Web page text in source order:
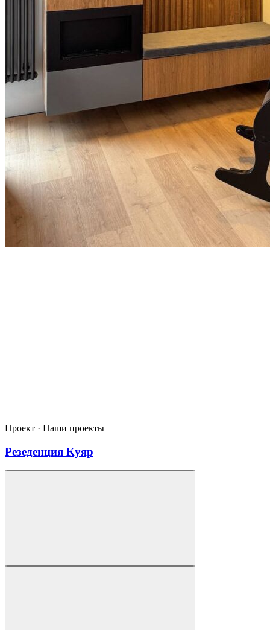
Проект · Наши проекты
Резеденция Куяр